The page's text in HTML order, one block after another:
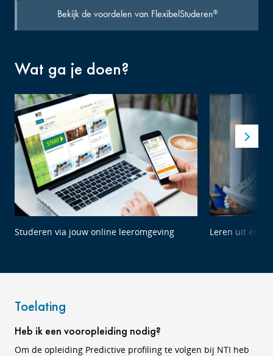
Bekijk de voordelen van FlexibelStuderen®
Wat ga je doen?
Studeren via jouw online leeromgeving Leren uit
Toelating
Heb ik een vooropleiding nodig?
Om de opleiding Predictive profiling te volgen bij NTI heb